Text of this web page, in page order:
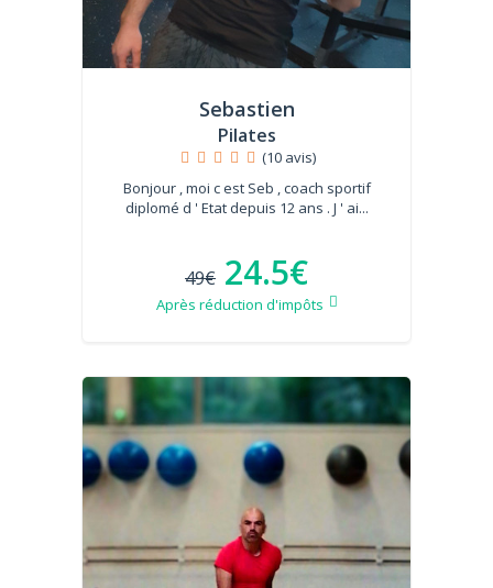
Sebastien
Pilates
(10 avis)
Bonjour , moi c est Seb , coach sportif
diplomé d ' Etat depuis 12 ans . J ' ai...
49€ 24.5€
Après réduction d'impôts